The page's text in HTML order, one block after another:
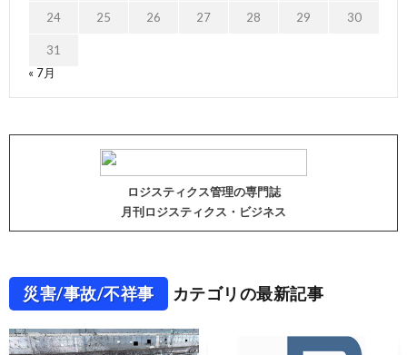
24 25 26 27 28 29 30
31
« 7月
ロジスティクス管理の専門誌
月刊ロジスティクス・ビジネス
災害/事故/不祥事 カテゴリの最新記事